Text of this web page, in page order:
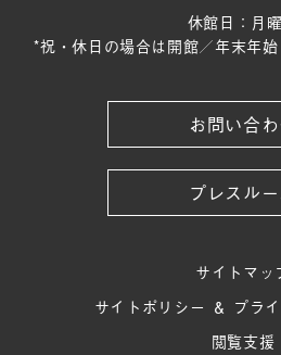
休館日：月
*祝・休日の場合は開館／年末年
お問い合
プレスル
サイトマッ
サイトポリシー ＆ プラ
閲覧支援